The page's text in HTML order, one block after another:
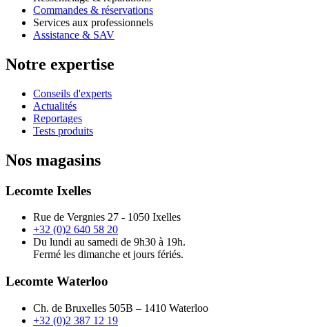
Commandes & réservations
Services aux professionnels
Assistance & SAV
Notre expertise
Conseils d'experts
Actualités
Reportages
Tests produits
Nos magasins
Lecomte Ixelles
Rue de Vergnies 27 - 1050 Ixelles
+32 (0)2 640 58 20
Du lundi au samedi de 9h30 à 19h.
Fermé les dimanche et jours fériés.
Lecomte Waterloo
Ch. de Bruxelles 505B – 1410 Waterloo
+32 (0)2 387 12 19